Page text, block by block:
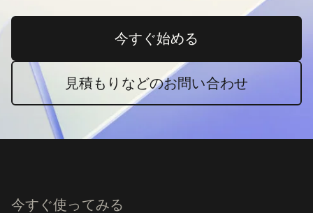
今すぐ始める新しいタブで開く
見積もりなどのお問い合わせ
今すぐ使ってみる